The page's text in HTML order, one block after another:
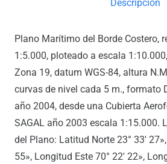
Descripción
Plano Marítimo del Borde Costero,
1:5.000, ploteado a escala
Zona 19, datum WGS-84, altura
curvas de nivel cada 5 m., formato
año 2004, desde una Cubierta
SAGAL año 2003 escala 1:15.000.
del Plano: Latitud Norte 23° 33′
55», Longitud Este 70° 22′ 22»,